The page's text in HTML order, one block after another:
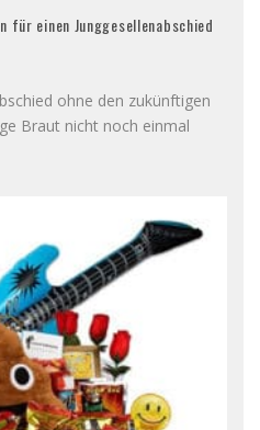
für einen Junggesellenabschied
ohne den zukünftigen
Braut nicht noch einmal